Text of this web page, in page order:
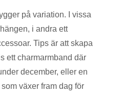
på variation. I vissa
i andra ett
Tips är att skapa
ett charmarmband där
december, eller en
växer fram dag för